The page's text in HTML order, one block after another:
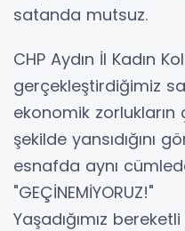
satanda mutsuz.
CHP Aydın İl Kadın
gerçekleştirdiğimiz
ekonomik zorlukların
şekilde yansıdığını
esnafda aynı
"GEÇİNEMİYORUZ!"
Yaşadığımız